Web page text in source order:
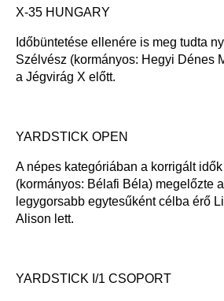
X-35 HUNGARY
Időbüntetése ellenére is meg tudta
Szélvész (kormányos: Hegyi Dénes
a Jégvirág X előtt.
YARDSTICK OPEN
A népes kategóriában a korrigált
(kormányos: Bélafi Béla) megelőzte
legygorsabb egytesűként célba érő
Alison lett.
YARDSTICK I/1 CSOPORT